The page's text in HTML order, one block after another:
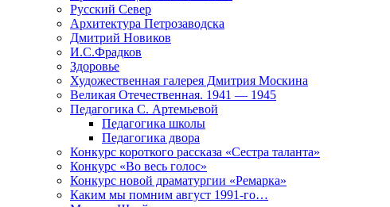
Русский Север
Архитектура Петрозаводска
Дмитрий Новиков
И.С.Фрадков
Здоровье
Художественная галерея Дмитрия Москина
Великая Отечественная. 1941 — 1945
Педагогика С. Артемьевой
Педагогика школы
Педагогика двора
Конкурс короткого рассказа «Сестра таланта»
Конкурс «Во весь голос»
Конкурс новой драматургии «Ремарка»
Каким мы помним август 1991-го…